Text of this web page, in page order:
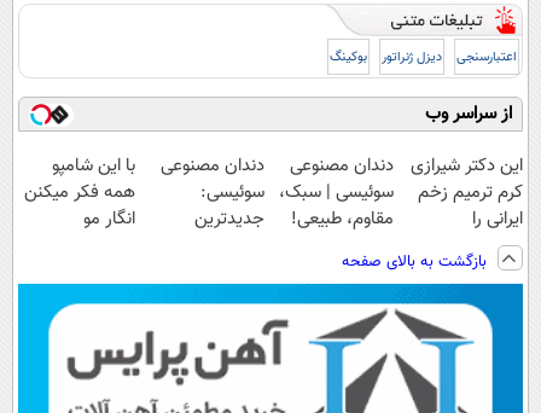
اعتبارسنجی دیزل ژنراتور بوکینگ
از سراسر وب
این دکتر شیرازی
کرم ترمیم زخم
ایرانی را
ساخت!!!
دندان مصنوعی
سوئیسی | سبک،
مقاوم، طبیعی!
رایگان+پرداخت
اقساطی😍
دندان مصنوعی
سوئیسی:
جدیدترین
پرداخت قسطی
با این شامپو
همه فکر میکنن
انگار مو
بازگشت به بالای صفحه